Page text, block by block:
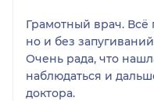
Грамотный врач.
но и без
Очень рада, что
наблюдаться и
доктора.